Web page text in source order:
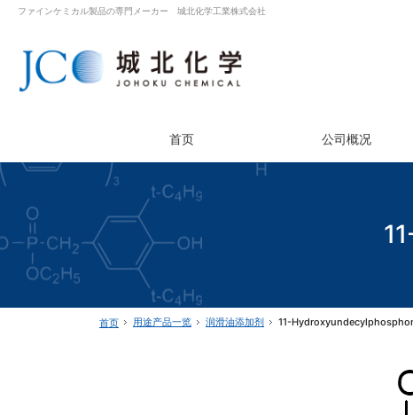
ファインケミカル製品の専門メーカー 城北化学工業株式会社
首页 用途产品一览 润滑油添加剂 11-
首页 公司概况